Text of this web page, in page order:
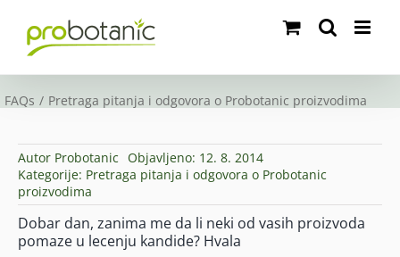
content
FAQs Pretraga pitanja i odgovora o Probotanic proizvodima
Autor Probotanic Objavljeno: 12. 8. 2014
Kategorije: Pretraga pitanja i odgovora o Probotanic
proizvodima
Dobar dan, zanima me da li neki od vasih proizvoda
pomaze u lecenju kandide? Hvala